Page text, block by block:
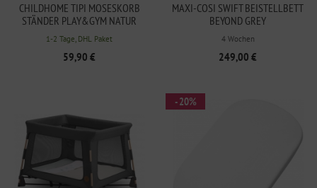
CHILDHOME TIPI MOSESKORB
STÄNDER PLAY&GYM NATUR
1-2 Tage, DHL Paket
59,90 €
MAXI-COSI SWIFT BEISTELLBETT
BEYOND GREY
4 Wochen
249,00 €
- 20%